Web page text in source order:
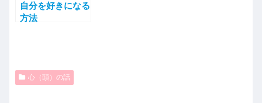
自分を好きになる
方法
心（頭）の話